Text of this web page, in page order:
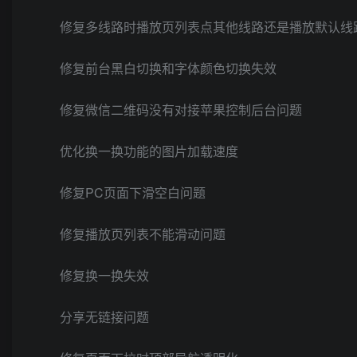
修复多线路时播放页列表点其他线路还是播放默认
修复前台黑白切换和字体颜色切换失效
修复微信二维码没有对接苹果控制后台问题
优化换一换功能的图片加载速度
修复PC页面下滑空白问题
修复播放页列表不能滑动问题
修复换一换失效
分享无链接问题